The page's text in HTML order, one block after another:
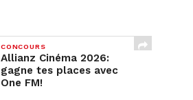
CONCOURS
Allianz Cinéma 2026:
gagne tes places avec
One FM!